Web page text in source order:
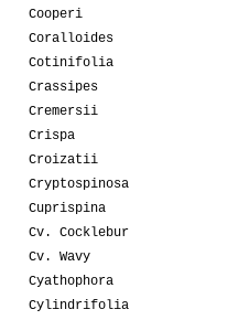
Cooperi
Coralloides
Cotinifolia
Crassipes
Cremersii
Crispa
Croizatii
Cryptospinosa
Cuprispina
Cv. Cocklebur
Cv. Wavy
Cyathophora
Cylindrifolia